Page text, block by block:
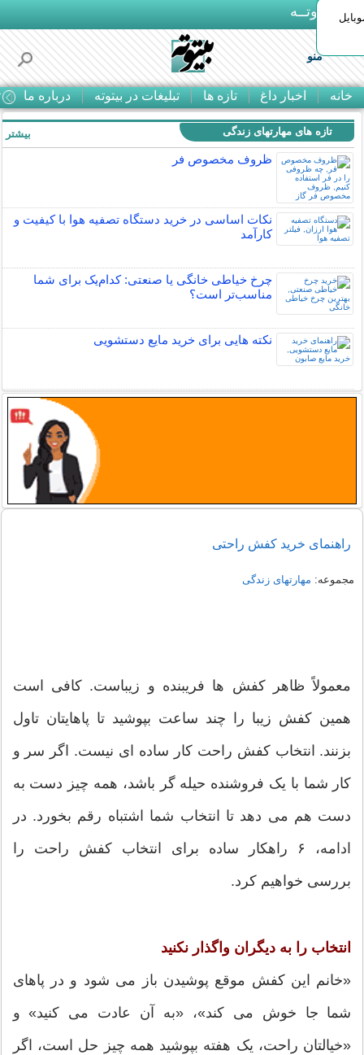
بـیتوتــه
منو
خانه اخبار داغ تازه ها تبلیغات در بیتوته درباره ما
تازه های مهارتهای زندگی
ظروف مخصوص فر
نکات اساسی در خرید دستگاه تصفیه هوا با کیفیت و
کارآمد
چرخ خیاطی خانگی یا صنعتی: کدام‌یک برای شما
مناسب‌تر است؟
نکته هایی برای خرید مایع دستشویی
بیشتر
راهنمای خرید کفش راحتی
مجموعه: مهارتهای زندگی
معمولاً ظاهر کفش ها فریبنده و زیباست. کافی است
همین کفش زیبا را چند ساعت بپوشید تا پاهایتان تاول
بزنند. انتخاب کفش راحت کار ساده ای نیست. اگر سر و
کار شما با یک فروشنده حیله گر باشد، همه چیز دست به
دست هم می دهد تا انتخاب شما اشتباه رقم بخورد. در
ادامه، ۶ راهکار ساده برای انتخاب کفش راحت را
بررسی خواهیم کرد.
انتخاب را به دیگران واگذار نکنید
«خانم این کفش موقع پوشیدن باز می شود و در پاهای
شما جا خوش می کند»، «به آن عادت می کنید» و
«خیالتان راحت، یک هفته بپوشید همه چیز حل است، اگر